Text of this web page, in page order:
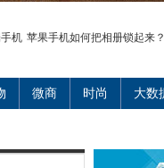
机 苹果手机如何把相册锁起来
微商 时尚 大数